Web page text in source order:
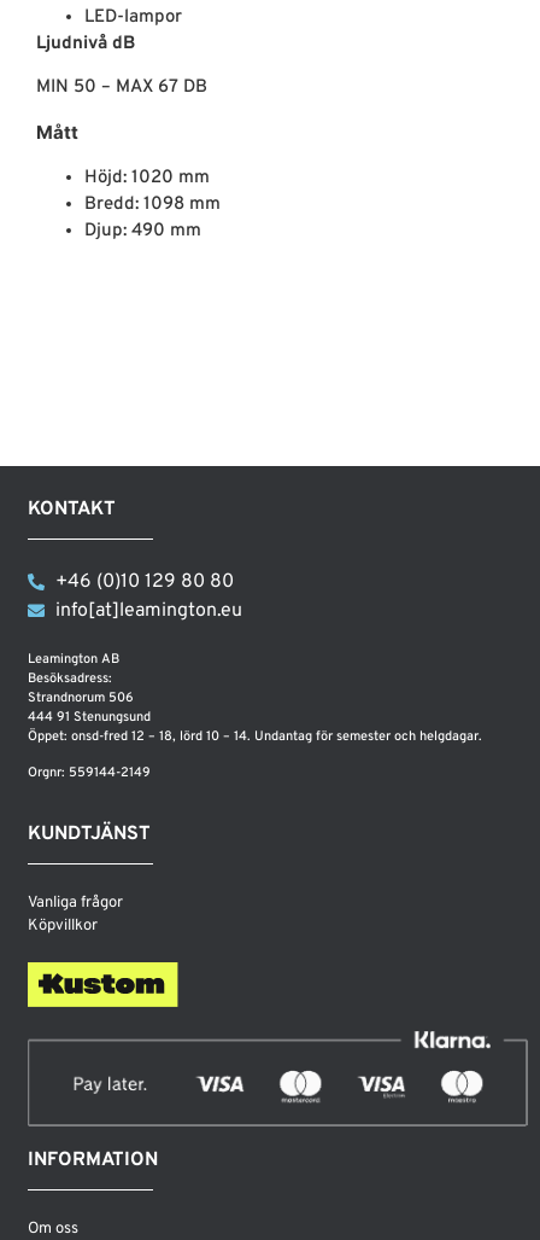
LED-lampor
Ljudnivå dB
MIN 50 – MAX 67 DB
Mått
Höjd: 1020 mm
Bredd: 1098 mm
Djup: 490 mm
KONTAKT
+46 (0)10 129 80 80
info[at]leamington.eu
Leamington AB
Besöksadress:
Strandnorum 506
444 91 Stenungsund
Öppet: onsd-fred 12 – 18, lörd 10 – 14. Undantag för semester och helgdagar.
Orgnr: 559144-2149
KUNDTJÄNST
Vanliga frågor
Köpvillkor
INFORMATION
Om oss